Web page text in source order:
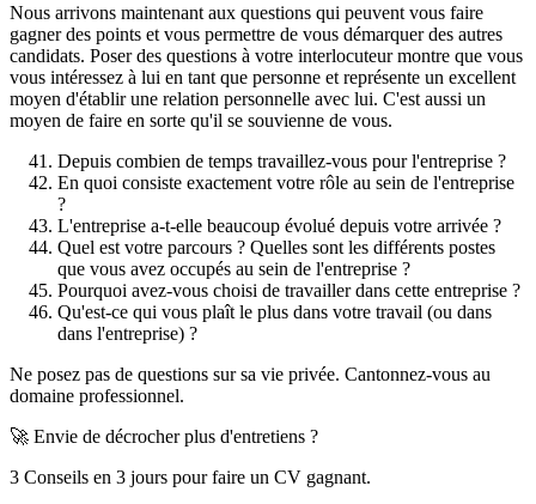
Nous arrivons maintenant aux questions qui peuvent vous faire
gagner des points et vous permettre de vous démarquer des autres
candidats. Poser des questions à votre interlocuteur montre que vous
vous intéressez à lui en tant que personne et représente un excellent
moyen d'établir une relation personnelle avec lui. C'est aussi un
moyen de faire en sorte qu'il se souvienne de vous.
Depuis combien de temps travaillez-vous pour l'entreprise ?
En quoi consiste exactement votre rôle au sein de l'entreprise
?
L'entreprise a-t-elle beaucoup évolué depuis votre arrivée ?
Quel est votre parcours ? Quelles sont les différents postes
que vous avez occupés au sein de l'entreprise ?
Pourquoi avez-vous choisi de travailler dans cette entreprise ?
Qu'est-ce qui vous plaît le plus dans votre travail (ou dans
dans l'entreprise) ?
Ne posez pas de questions sur sa vie privée. Cantonnez-vous au
domaine professionnel.
🚀 Envie de décrocher plus d'entretiens ?
3 Conseils en 3 jours pour faire un CV gagnant.